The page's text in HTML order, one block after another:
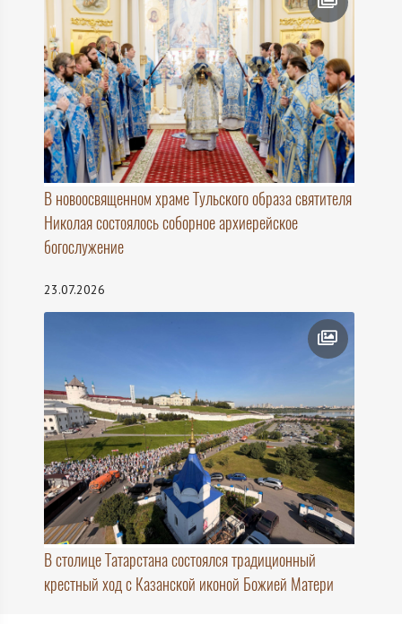
В новоосвященном храме Тульского образа святителя
Николая состоялось соборное архиерейское
богослужение
23.07.2026
В столице Татарстана состоялся традиционный
крестный ход с Казанской иконой Божией Матери